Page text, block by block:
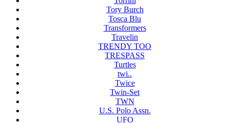
Tory Burch
Tosca Blu
Transformers
Travelin
TRENDY TOO
TRESPASS
Turtles
twi..
Twice
Twin-Set
TWN
U.S. Polo Assn.
UFO